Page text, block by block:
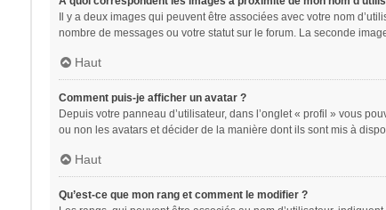
Il y a deux images qui peuvent être associées avec votre nom
nombre de messages ou votre statut sur le forum. La seconde
Haut
Comment puis-je afficher un avatar ?
Depuis votre panneau d’utilisateur, dans l’onglet « profil » vous
ou non les avatars et décider de la manière dont ils sont mis à
Haut
Qu’est-ce que mon rang et comment le modifier ?